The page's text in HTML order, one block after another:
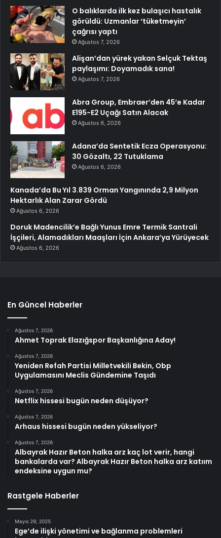
O balıklarda ilk kez bulaşıcı hastalık
görüldü: Uzmanlar ‘tüketmeyin’
çağrısı yaptı
Ağustos 7, 2026
Alişan’dan yürek yakan Selçuk Tektaş
paylaşımı: Doyamadık sana!
Ağustos 7, 2026
Abra Group, Embraer’den 45’e Kadar
E195-E2 Uçağı Satın Alacak
Ağustos 6, 2026
Adana’da Sentetik Ecza Operasyonu:
30 Gözaltı, 22 Tutuklama
Ağustos 6, 2026
Kanada’da Bu Yıl 3.839 Orman Yangınında 2,9 Milyon
Hektarlık Alan Zarar Gördü
Ağustos 6, 2026
Doruk Madencilik’e Bağlı Yunus Emre Termik Santrali
İşçileri, Alamadıkları Maaşları İçin Ankara’ya Yürüyecek
Ağustos 6, 2026
En Güncel Haberler
Ağustos 7, 2026
Ahmet Toprak Elazığspor Başkanlığına Aday!
Ağustos 7, 2026
Yeniden Refah Partisi Milletvekili Bekin, Obp
Uygulamasını Meclis Gündemine Taşıdı
Ağustos 7, 2026
Netflix hissesi bugün neden düşüyor?
Ağustos 7, 2026
Arhaus hissesi bugün neden yükseliyor?
Ağustos 7, 2026
Albayrak Hazır Beton halka arz kaç lot verir, hangi
bankalarda var? Albayrak Hazır Beton halka arz katıım
endeksine uygun mu?
Rastgele Haberler
Mayıs 29, 2025
Ege’de ilişki yönetimi ve bağlanma problemleri